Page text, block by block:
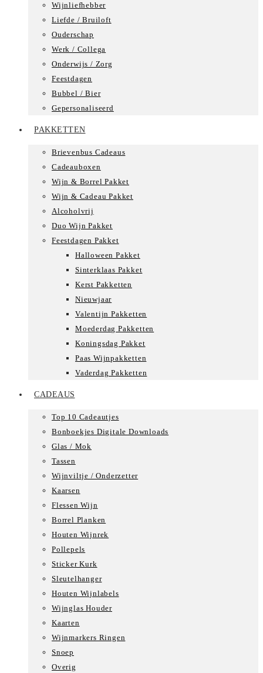
Wijnliefhebber
Liefde / Bruiloft
Ouderschap
Werk / Collega
Onderwijs / Zorg
Feestdagen
Bubbel / Bier
Gepersonaliseerd
PAKKETTEN
Brievenbus Cadeaus
Cadeauboxen
Wijn & Borrel Pakket
Wijn & Cadeau Pakket
Alcoholvrij
Duo Wijn Pakket
Feestdagen Pakket
Halloween Pakket
Sinterklaas Pakket
Kerst Pakketten
Nieuwjaar
Valentijn Pakketten
Moederdag Pakketten
Koningsdag Pakket
Paas Wijnpakketten
Vaderdag Pakketten
CADEAUS
Top 10 Cadeautjes
Bonboekjes Digitale Downloads
Glas / Mok
Tassen
Wijnviltje / Onderzetter
Kaarsen
Flessen Wijn
Borrel Planken
Houten Wijnrek
Pollepels
Sticker Kurk
Sleutelhanger
Houten Wijnlabels
Wijnglas Houder
Kaarten
Wijnmarkers Ringen
Snoep
Overig